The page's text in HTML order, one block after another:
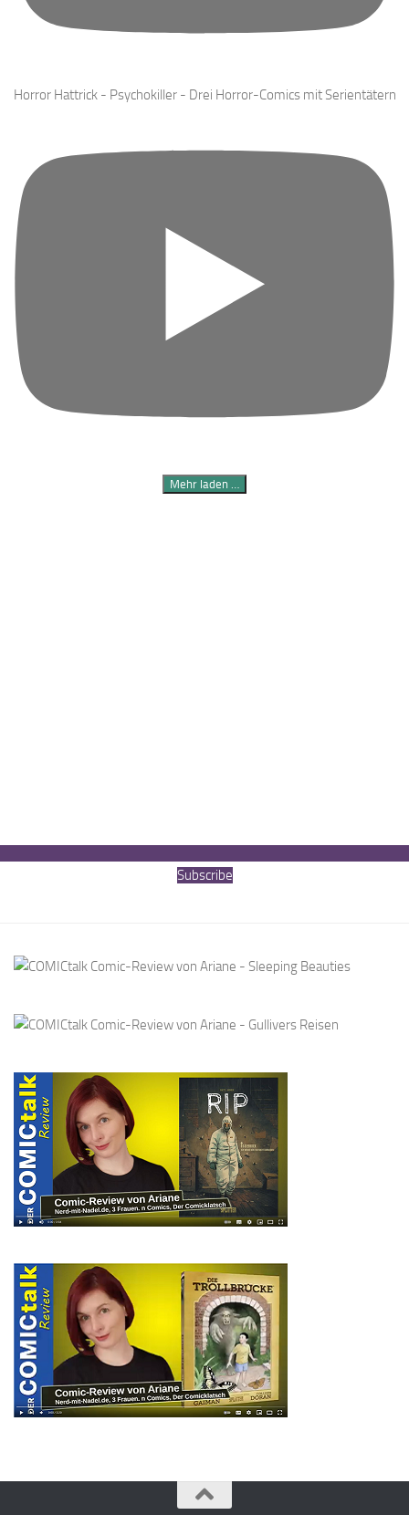
Horror Hattrick - Psychokiller - Drei Horror-Comics mit Serientätern
Mehr laden …
Subscribe